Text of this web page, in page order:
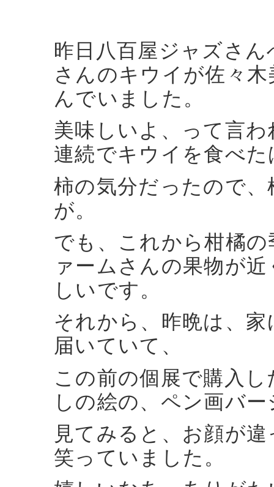
昨日八百屋ジャズさ
さんのキウイが佐々
んでいました。
美味しいよ、って言
連続でキウイを食べ
柿の気分だったので
が。
でも、これから柑橘
ァームさんの果物が
しいです。
それから、昨晩は、
届いていて、
この前の個展で購入
しの絵の、ペン画バ
見てみると、お顔が
笑っていました。